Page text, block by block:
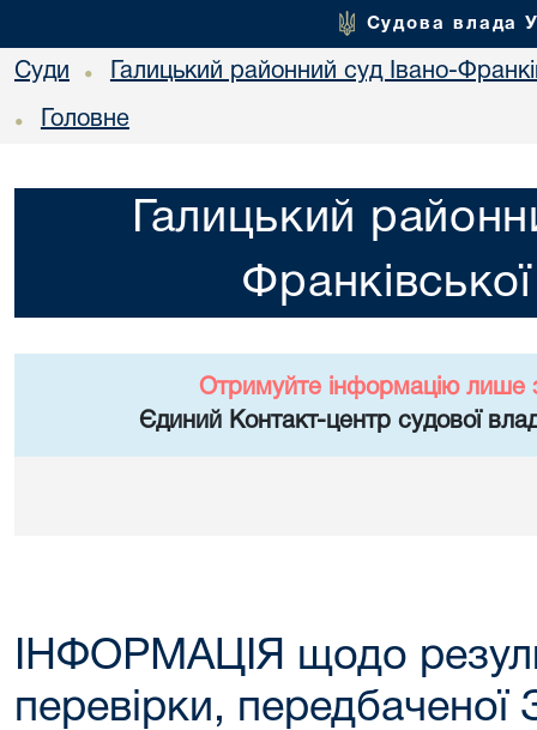
Судова влада
Суди • Галицький районний суд Івано-
• Головне
Галицький
Отримуйте інформацію лише
Єдиний Контакт-центр судової
ІНФОРМАЦІЯ щодо
перевірки, передбаченої